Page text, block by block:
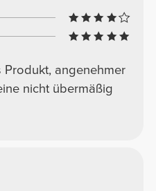
angenehmer
nicht übermäßig